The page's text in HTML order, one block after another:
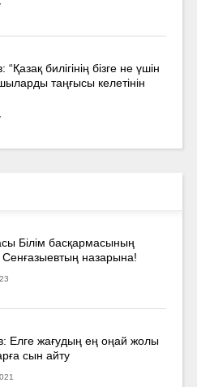
билігінің бізге не үшін
таңғысы келетінін
Білім басқармасының
назарына!
Елге жағудың ең оңай жолы
сын айту